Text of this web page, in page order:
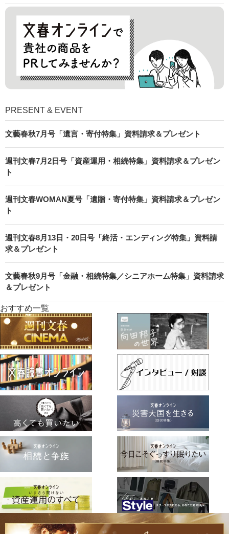
PRESENT & EVENT
文藝春秋7月号「遺言・寄付特集」資料請求＆プレゼント
週刊文春7月2日号「資産運用・相続特集」資料請求＆プレゼン
ト
週刊文春WOMAN夏号「遺贈・寄付特集」資料請求＆プレゼン
ト
週刊文春8月13日・20日号「終活・エンディング特集」資料請
求＆プレゼント
文藝春秋9月号「金融・相続特集／シニアホーム特集」資料請求
＆プレゼント
おすすめ一覧